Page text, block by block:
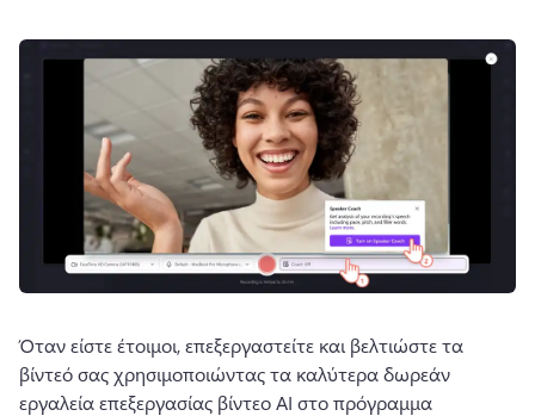
Όταν είστε έτοιμοι, επεξεργαστείτε και βελτιώστε τα
βίντεό σας χρησιμοποιώντας τα καλύτερα δωρεάν
εργαλεία επεξεργασίας βίντεο AI στο πρόγραμμα